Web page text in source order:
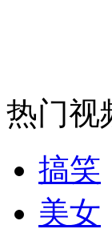
热门视
搞笑
美女